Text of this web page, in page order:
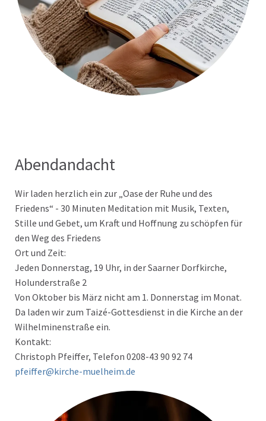
Abendandacht
Wir laden herzlich ein zur „Oase der Ruhe und des
Friedens“ - 30 Minuten Meditation mit Musik, Texten,
Stille und Gebet, um Kraft und Hoffnung zu schöpfen für
den Weg des Friedens
Ort und Zeit:
Jeden Donnerstag, 19 Uhr, in der Saarner Dorfkirche,
Holunderstraße 2
Von Oktober bis März nicht am 1. Donnerstag im Monat.
Da laden wir zum Taizé-Gottesdienst in die Kirche an der
Wilhelminenstraße ein.
Kontakt:
Christoph Pfeiffer, Telefon 0208-43 90 92 74
pfeiffer@kirche-muelheim.de